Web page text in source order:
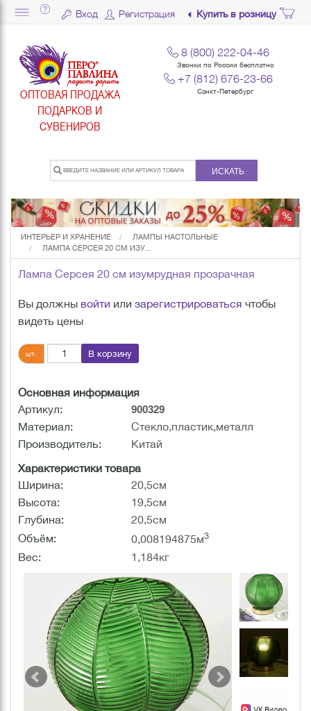
Вход Регистрация Купить в розницу
ОПТОВАЯ ПРОДАЖА
ПОДАРКОВ И
СУВЕНИРОВ
8 (800) 222-04-46
Звонки по России бесплатно
+7 (812) 676-23-66
Санкт-Петербург
ИСКАТЬ
ИНТЕРЬЕР И ХРАНЕНИЕ
ЛАМПЫ НАСТОЛЬНЫЕ
ЛАМПА СЕРСЕЯ 20 СМ ИЗУ...
Лампа Серсея 20 см изумрудная прозрачная
Вы должны войти или зарегистрироваться чтобы
видеть цены
шт. В корзину
Основная информация
Артикул:
900329
Материал:
Стекло,пластик,металл
Производитель:
Китай
Характеристики товара
Ширина:
20,5см
Высота:
19,5см
Глубина:
20,5см
Объём:
0,008194875м3
Вес: 1,184кг